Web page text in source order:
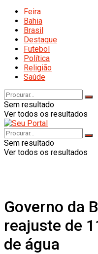
Feira
Bahia
Brasil
Destaque
Futebol
Política
Religião
Saúde
Sem resultado
Ver todos os resultados
Sem resultado
Ver todos os resultados
Governo da
reajuste de
de água